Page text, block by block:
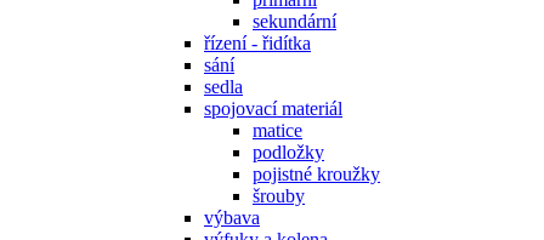
sekundární
řízení - řidítka
sání
sedla
spojovací materiál
matice
podložky
pojistné kroužky
šrouby
výbava